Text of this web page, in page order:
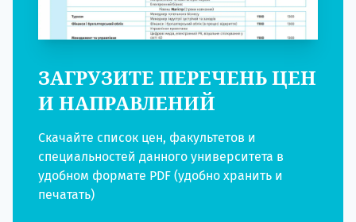
ЗАГРУЗИТЕ ПЕРЕЧЕНЬ ЦЕН
И НАПРАВЛЕНИЙ
Скачайте список цен, факультетов и
специальностей данного университета в
удобном формате PDF (удобно хранить и
печатать)